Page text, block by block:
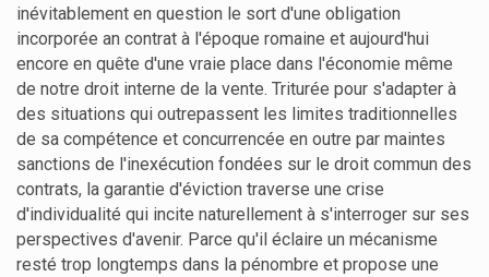
inévitablement en question le sort d'une obligation
incorporée an contrat à l'époque romaine et aujourd'hui
encore en quête d'une vraie place dans l'économie même
de notre droit interne de la vente. Triturée pour s'adapter à
des situations qui outrepassent les limites traditionnelles
de sa compétence et concurrencée en outre par maintes
sanctions de l'inexécution fondées sur le droit commun des
contrats, la garantie d'éviction traverse une crise
d'individualité qui incite naturellement à s'interroger sur ses
perspectives d'avenir. Parce qu'il éclaire un mécanisme
resté trop longtemps dans la pénombre et propose une